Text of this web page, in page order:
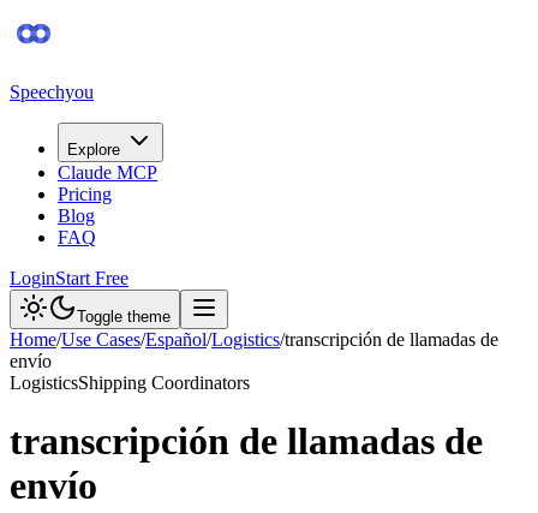
Speechyou
Explore
Claude MCP
Pricing
Blog
FAQ
LoginStart Free
Toggle theme
Home/Use Cases/Español/Logistics/transcripción de llamadas de
envío
LogisticsShipping Coordinators
transcripción de llamadas de
envío